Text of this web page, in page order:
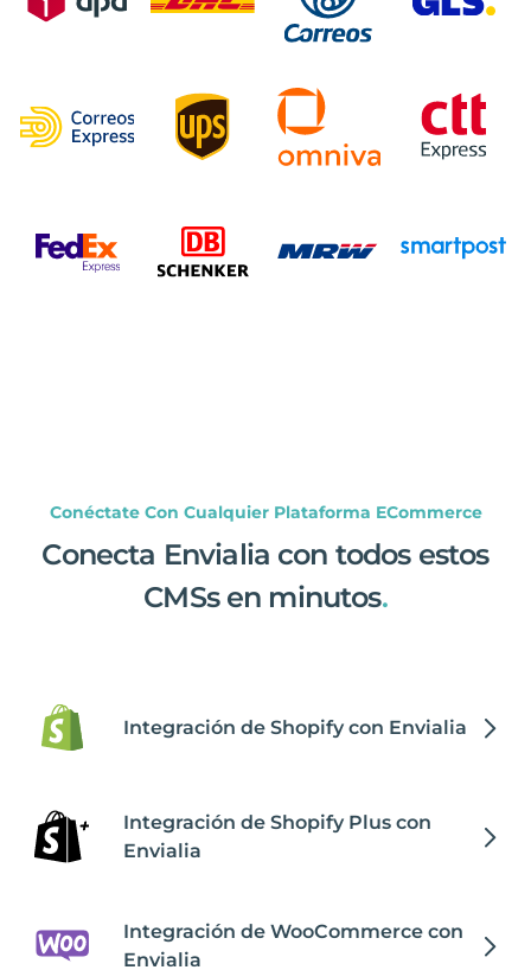
Conéctate Con Cualquier Plataforma ECommerce
Conecta Envialia con todos estos
CMSs en minutos.
Integración de Shopify con Envialia
Integración de Shopify Plus con
Envialia
Integración de WooCommerce con
Envialia